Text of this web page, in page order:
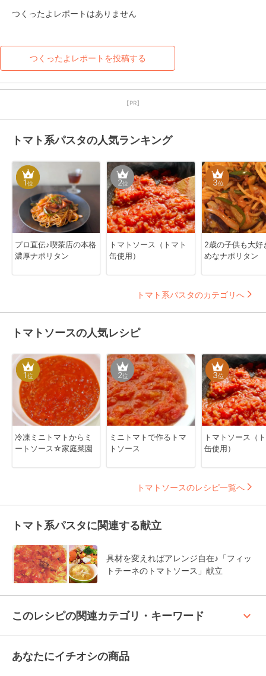
つくったよレポートはありません
つくったよレポートを投稿する
【PR】
トマト系パスタの人気ランキング
1位
プロ直伝♪喫茶店の本格
濃厚ナポリタン
2位
トマトソース（トマト
缶使用）
3位
2歳の子供も大
めなナポリタン
トマト系パスタのカテゴリへ
トマトソースの人気レシピ
1位
冷凍ミニトマトからミ
ートソース☆家庭菜園
2位
ミニトマトで作るトマ
トソース
3位
トマトソース（
缶使用）
トマトソースのレシピ一覧へ
トマト系パスタに関連する献立
具材を変えればアレンジ自在♪「フィッ
トチーネのトマトソース」献立
このレシピの関連カテゴリ・キーワード keyboard_arrow_up
あなたにイチオシの商品